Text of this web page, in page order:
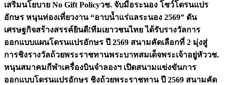
เสริมนโยบาย No Gift Policyวช. จับมือระนอง โชว์โดรนแปร
อักษร หนุนท่องเที่ยวงาน “อาบน้ำแร่แลระนอง 2569” ดัน
เศรษฐกิจสร้างสรรค์ยินดี!ทีมเยาวชนไทย ได้รับรางวัลการ
ออกแบบแผนโดรนแปรอักษร ปี 2569 สนามคัดเลือกที่ 2 มุ่งสู่
การชิงรางวัลถ้วยพระราชทานพระบาทสมเด็จพระเจ้าอยู่หัววช.
หนุนสมาคมกีฬาเครื่องบินจำลองฯ เปิดสนามแข่งขันการ
ออกแบบโดรนแปรอักษร ชิงถ้วยพระราชทาน ปี 2569 สนามคัด